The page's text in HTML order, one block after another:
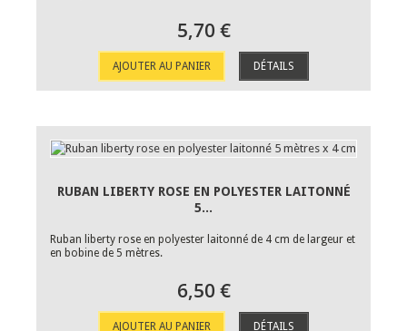
5,70 €
AJOUTER AU PANIER DÉTAILS
RUBAN LIBERTY ROSE EN POLYESTER LAITONNÉ
5...
Ruban liberty rose en polyester laitonné de 4 cm de largeur et
en bobine de 5 mètres.
6,50 €
AJOUTER AU PANIER DÉTAILS